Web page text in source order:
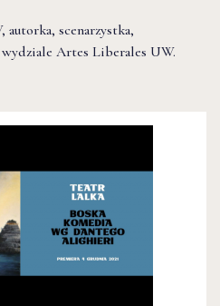
autorka, scenarzystka,
Artes Liberales UW.